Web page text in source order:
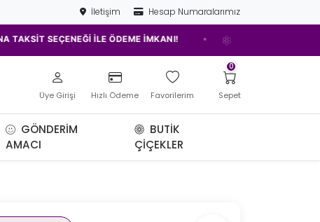
İletişim Hesap Numaralarımız
SEÇENEĞİ İLE ÖDEME İMKANI! • ELAZIĞ'IN EN İYİ ÇİÇEKÇİSİ!
Üye Girişi Hızlı Ödeme Favorilerim Sepet
0
GÖNDERIM
AMACI
BUTIK
ÇIÇEKLER